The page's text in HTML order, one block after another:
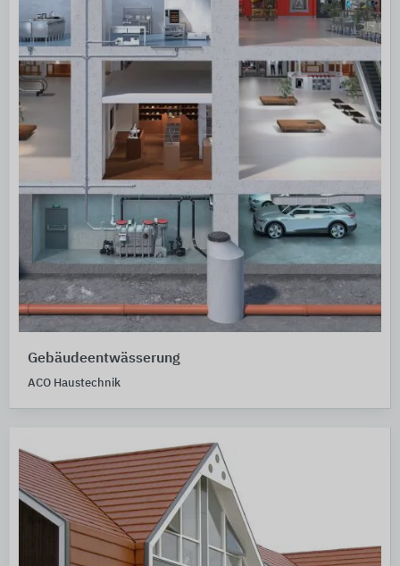
Gebäudeentwässerung
ACO Haustechnik